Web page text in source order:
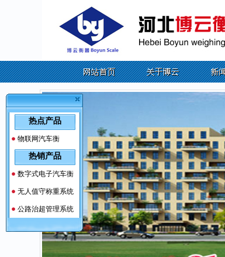
热点产品
物联网汽车衡
热销产品
数字式电子汽车衡
无人值守称重系统
公路治超管理系统